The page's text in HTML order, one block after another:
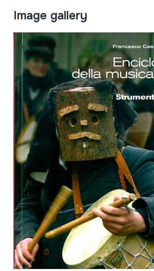
Image gallery